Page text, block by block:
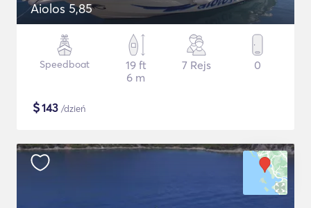
Aiolos 5,85
Speedboat
19 ft
6 m
7 Rejs 0
$143 /dzień